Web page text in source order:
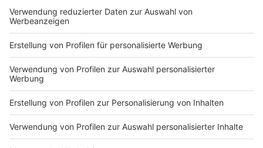
Du hast dir noch keine Artikel gemerkt
Markiere sie hierfür mit einem